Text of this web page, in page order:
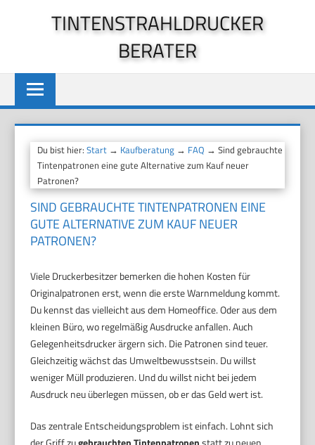
TINTENSTRAHLDRUCKER
BERATER
Du bist hier:Start → Kaufberatung → FAQ → Sind gebrauchte
Tintenpatronen eine gute Alternative zum Kauf neuer
Patronen?
SIND GEBRAUCHTE TINTENPATRONEN EINE
GUTE ALTERNATIVE ZUM KAUF NEUER
PATRONEN?
Viele Druckerbesitzer bemerken die hohen Kosten für
Originalpatronen erst, wenn die erste Warnmeldung kommt.
Du kennst das vielleicht aus dem Homeoffice. Oder aus dem
kleinen Büro, wo regelmäßig Ausdrucke anfallen. Auch
Gelegenheitsdrucker ärgern sich. Die Patronen sind teuer.
Gleichzeitig wächst das Umweltbewusstsein. Du willst
weniger Müll produzieren. Und du willst nicht bei jedem
Ausdruck neu überlegen müssen, ob er das Geld wert ist.
Das zentrale Entscheidungsproblem ist einfach. Lohnt sich